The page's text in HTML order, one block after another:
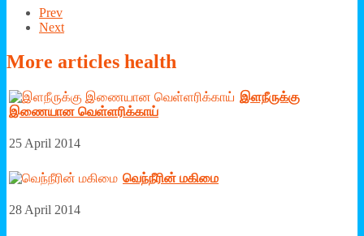
Prev
Next
More articles health
இளநீருக்கு
இணையான வெள்ளரிக்காய்
25 April 2014
வெந்நீரின் மகிமை
28 April 2014